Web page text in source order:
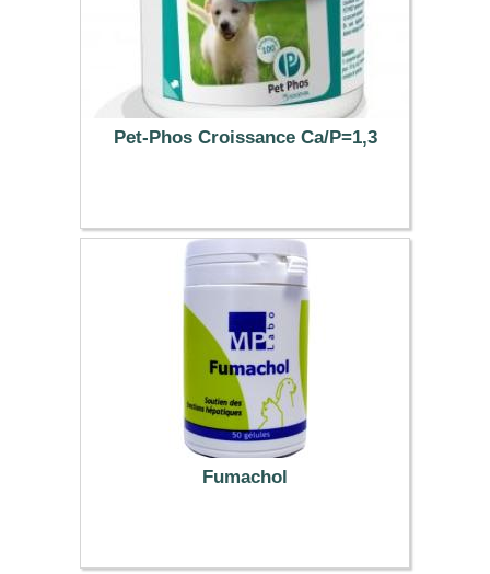
Pet-Phos Croissance Ca/P=1,3
67.40 €
Fumachol